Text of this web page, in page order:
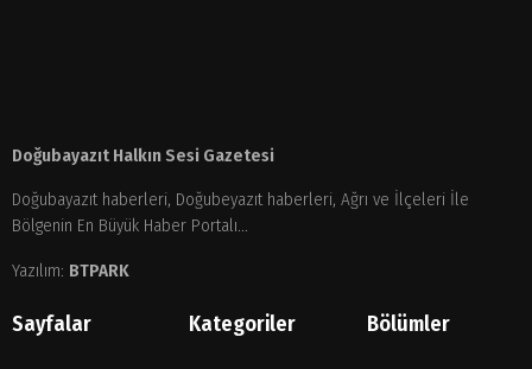
Doğubayazıt Halkın Sesi Gazetesi
Doğubayazıt haberleri, Doğubeyazıt haberleri, Ağrı ve İlçeleri İle
Bölgenin En Büyük Haber Portalı...
Yazılım: BTPARK
Sayfalar Kategoriler Bölümler